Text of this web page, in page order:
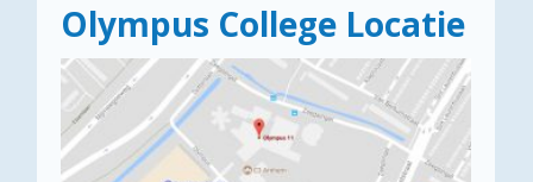
Olympus College Locatie